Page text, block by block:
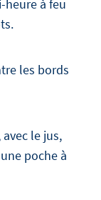
heure à feu
les bords
le jus,
poche à